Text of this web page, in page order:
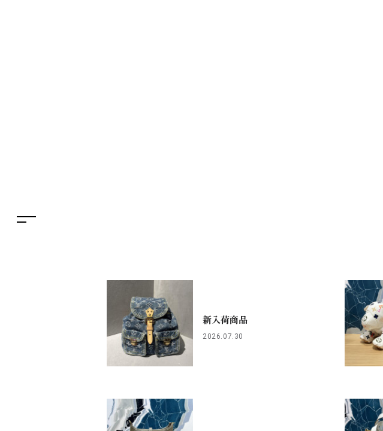
リクルート
日本語
新入荷商品
2026.07.30